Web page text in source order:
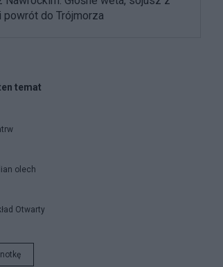
powrót do Trójmorza
temat
olech
Otwarty